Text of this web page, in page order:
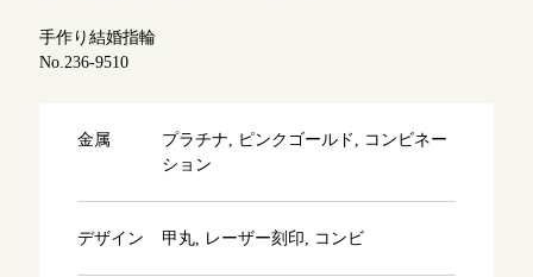
アフターケア・保証
ブログ
手作り結婚指輪
No.236-9510
金属
プラチナ, ピンクゴールド, コンビネー
ション
デザイン 甲丸, レーザー刻印, コンビ
吉祥寺店
川越店 来店ご予約